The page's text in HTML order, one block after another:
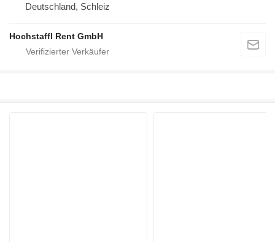
Deutschland, Schleiz
Hochstaffl Rent GmbH